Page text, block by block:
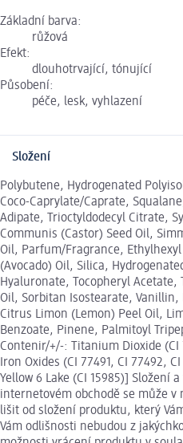
Základní barva:
růžová
Efekt:
dlouhotrvající, tónující
Působení:
péče, lesk, vyhlazení
Složení
Polybutene, Hydrogenated
Coco-Caprylate/Caprate,
Adipate, Trioctyldodecyl Citrate,
Communis (Castor) Seed Oil,
Oil, Parfum/Fragrance,
(Avocado) Oil, Silica,
Hyaluronate, Tocopheryl
Oil, Sorbitan Isostearate, Vanillin,
Citrus Limon (Lemon) Peel Oil,
Benzoate, Pinene, Palmitoyl
Contenir/+/-: Titanium Dioxide (CI
Iron Oxides (CI 77491, CI 77492,
Yellow 6 Lake (CI 15985)] Složení
internetovém obchodě se může
lišit od složení produktu, který
Vám odlišnosti nebudou z